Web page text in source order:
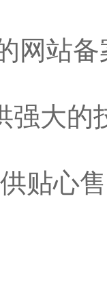
网站
强大的
贴心